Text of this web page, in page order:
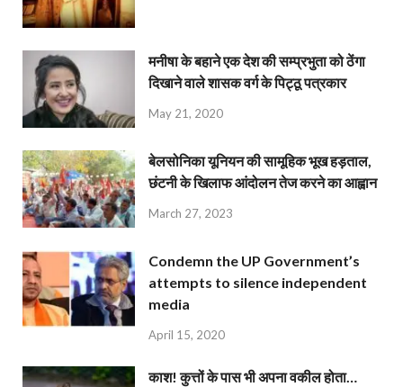
मनीषा के बहाने एक देश की सम्प्रभुता को ठेंगा
दिखाने वाले शासक वर्ग के पिट्ठू पत्रकार
May 21, 2020
बेलसोनिका यूनियन की सामूहिक भूख हड़ताल,
छंटनी के खिलाफ आंदोलन तेज करने का आह्वान
March 27, 2023
Condemn the UP Government’s
attempts to silence independent
media
April 15, 2020
काश! कुत्तों के पास भी अपना वकील होता…